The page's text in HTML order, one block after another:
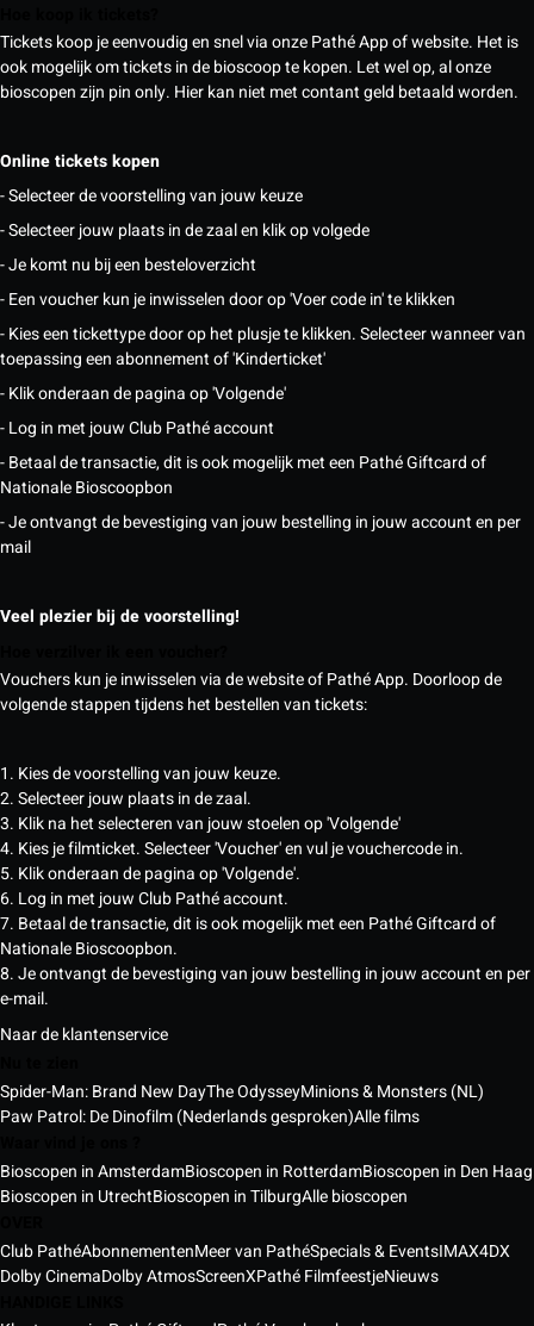
Tickets koop je eenvoudig en snel via onze Pathé App of website. Het is
ook mogelijk om tickets in de bioscoop te kopen. Let wel op, al onze
bioscopen zijn pin only. Hier kan niet met contant geld betaald worden.
Online tickets kopen
- Selecteer de voorstelling van jouw keuze
- Selecteer jouw plaats in de zaal en klik op volgede
- Je komt nu bij een besteloverzicht
- Een voucher kun je inwisselen door op 'Voer code in' te klikken
- Kies een tickettype door op het plusje te klikken. Selecteer wanneer van
toepassing een abonnement of 'Kinderticket'
- Klik onderaan de pagina op 'Volgende'
- Log in met jouw Club Pathé account
- Betaal de transactie, dit is ook mogelijk met een Pathé Giftcard of
Nationale Bioscoopbon
- Je ontvangt de bevestiging van jouw bestelling in jouw account en per
mail
Veel plezier bij de voorstelling!
Vouchers kun je inwisselen via de website of Pathé App. Doorloop de
volgende stappen tijdens het bestellen van tickets:
1. Kies de voorstelling van jouw keuze.
2. Selecteer jouw plaats in de zaal.
3. Klik na het selecteren van jouw stoelen op 'Volgende'
4. Kies je filmticket. Selecteer 'Voucher' en vul je vouchercode in.
5. Klik onderaan de pagina op 'Volgende'.
6. Log in met jouw Club Pathé account.
7. Betaal de transactie, dit is ook mogelijk met een Pathé Giftcard of
Nationale Bioscoopbon.
8. Je ontvangt de bevestiging van jouw bestelling in jouw account en per
e-mail.
Naar de klantenservice
Spider-Man: Brand New DayThe OdysseyMinions & Monsters (NL)
Paw Patrol: De Dinofilm (Nederlands gesproken)Alle films
Bioscopen in AmsterdamBioscopen in RotterdamBioscopen in Den Haag
Bioscopen in UtrechtBioscopen in TilburgAlle bioscopen
Club PathéAbonnementenMeer van PathéSpecials & EventsIMAX4DX
Dolby CinemaDolby AtmosScreenXPathé FilmfeestjeNieuws